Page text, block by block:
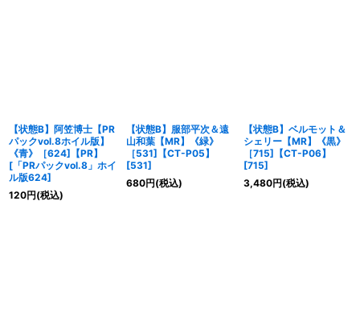
【状態B】阿笠博士【PR
パックvol.8ホイル版】
《青》［624]【PR】
[ 「PRパックvol.8」ホイ
ル版624]
120円(税込)
【状態B】服部平次＆遠
山和葉【MR】《緑》
［531]【CT-P05】
[531]
680円(税込)
【状態B】ベルモット＆
シェリー【MR】《黒》
［715]【CT-P06】
[715]
3,480円(税込)